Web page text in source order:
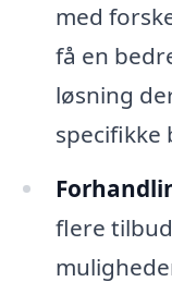
med
få en
løsning
specifikke
flere